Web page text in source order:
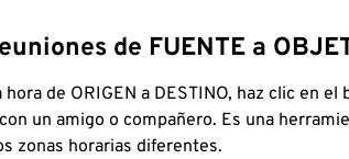
de FUENTE a
de ORIGEN a DESTINO, haz clic en
un amigo o compañero. Es una
zonas horarias diferentes.